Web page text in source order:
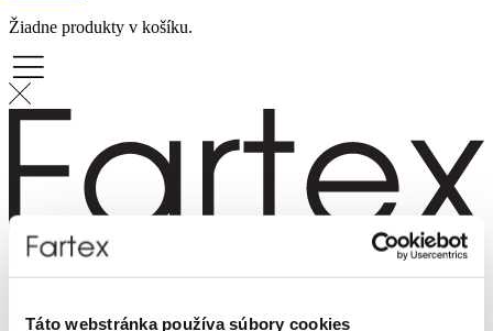
Táto webstránka používa súbory cookies
Žiadne produkty v košíku.
Pánska móda